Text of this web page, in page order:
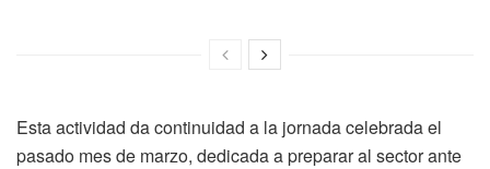
Esta actividad da continuidad a la jornada celebrada el
pasado mes de marzo, dedicada a preparar al sector ante